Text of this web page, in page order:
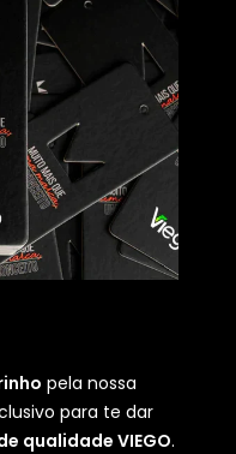
pela nossa
para te dar
qualidade VIEGO.